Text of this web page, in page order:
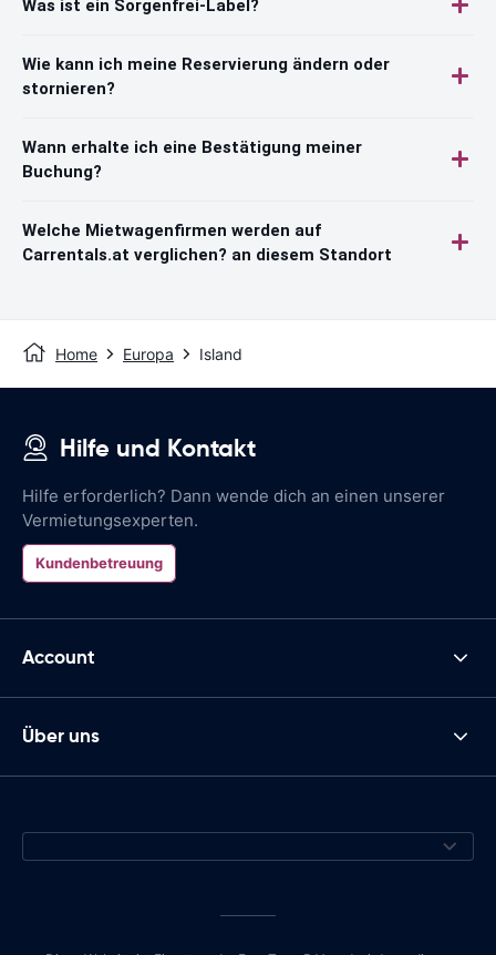
Was ist ein Sorgenfrei-Label?
Wie kann ich meine Reservierung ändern oder
stornieren?
Wann erhalte ich eine Bestätigung meiner
Buchung?
Welche Mietwagenfirmen werden auf
Carrentals.at verglichen? an diesem Standort
Home Europa Island
Hilfe und Kontakt
Hilfe erforderlich? Dann wende dich an einen unserer
Vermietungsexperten.
Kundenbetreuung
Account
Über uns